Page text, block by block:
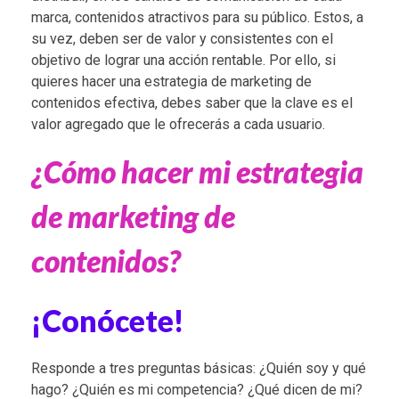
marca, contenidos atractivos para su público. Estos, a
su vez, deben ser de valor y consistentes con el
objetivo de lograr una acción rentable. Por ello, si
quieres hacer una estrategia de marketing de
contenidos efectiva, debes saber que la clave es el
valor agregado que le ofrecerás a cada usuario.
¿Cómo hacer mi estrategia
de marketing de
contenidos?
¡Conócete!
Responde a tres preguntas básicas: ¿Quién soy y qué
hago? ¿Quién es mi competencia? ¿Qué dicen de mi?